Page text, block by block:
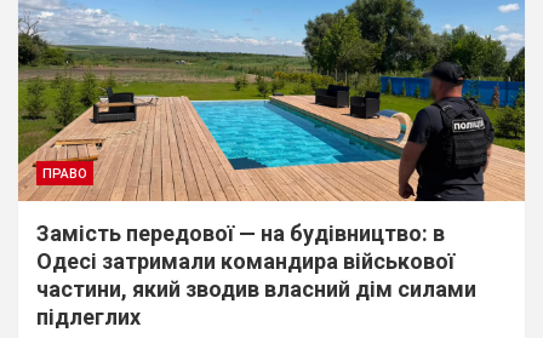
ПРАВО
Замість передової — на будівництво: в
Одесі затримали командира військової
частини, який зводив власний дім силами
підлеглих